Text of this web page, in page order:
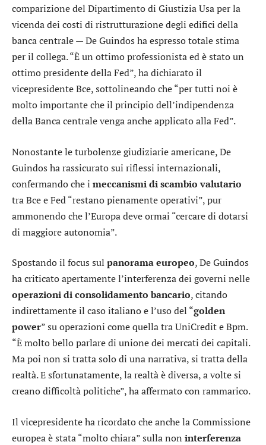
comparizione del Dipartimento di Giustizia Usa per la
vicenda dei costi di ristrutturazione degli edifici della
banca centrale — De Guindos ha espresso totale stima
per il collega. “È un ottimo professionista ed è stato un
ottimo presidente della Fed”, ha dichiarato il
vicepresidente Bce, sottolineando che “per tutti noi è
molto importante che il principio dell’indipendenza
della Banca centrale venga anche applicato alla Fed”.
Nonostante le turbolenze giudiziarie americane, De
Guindos ha rassicurato sui riflessi internazionali,
confermando che i meccanismi di scambio valutario
tra Bce e Fed “restano pienamente operativi”, pur
ammonendo che l’Europa deve ormai “cercare di dotarsi
di maggiore autonomia”.
Spostando il focus sul panoramaeuropeo, De Guindos
ha criticato apertamente l’interferenza dei governi nelle
operazioni di consolidamento bancario, citando
indirettamente il caso italiano e l’uso del “golden
power” su operazioni come quella traUniCrediteBpm.
“È molto bello parlare di unione dei mercati dei capitali.
Ma poi non si tratta solo di una narrativa, si tratta della
realtà. E sfortunatamente, la realtà è diversa, a volte si
creano difficoltà politiche”, ha affermato con rammarico.
Il vicepresidente ha ricordato che anche la Commissione
europea è stata “molto chiara” sulla non interferenza